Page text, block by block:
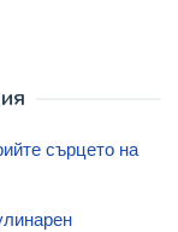
сърцето на